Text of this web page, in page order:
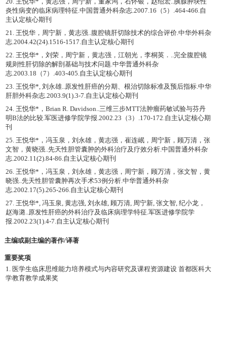
炎性病变的临床病理特征.中国普通外科杂志.2007.16（5）.464-466.自
主认定核心期刊
21. 王悦华，周宁新，黄志强..腹腔镜肝切除技术的综合评价.中华外科杂
志.2004.42(24).1516-1517.自主认定核心期刊
22. 王悦华*，刘荣，周宁新，黄志强，江朝光，李桐英．..完全腹腔镜
规则性肝切除的解剖基础与技术问题.中华普通外科杂
志.2003.18（7）.403-405.自主认定核心期刊
23. 王悦华*, 刘永雄..原发性肝癌的分期、根治切除标准及预后指标.中华
肝胆外科杂志.2003.9(1).3-7.自主认定核心期刊
24. 王悦华*，Brian R. Davidson..三维三步MTT法肿瘤药敏试验与芬丹
明B法的比较.军医进修学院学报.2002.23（3）.170-172.自主认定核心期
刊
25. 王悦华*，冯玉泉，刘永雄，黄志强，崔连岷，周宁新，顾万清，张
文智，黄晓强..先天性胆管囊肿的外科治疗及疗效分析.中国普通外科杂
志.2002.11(2).84-86.自主认定核心期刊
26. 王悦华*，冯玉泉，刘永雄，黄志强，周宁新，顾万清，张文智，黄
晓强..先天性胆管囊肿再次手术53例分析.中华普通外科杂
志.2002.17(5).265-266.自主认定核心期刊
27. 王悦华*, 冯玉泉, 黄志强, 刘永雄, 顾万清, 周宁新, 张文智, 纪小龙，
赵海潞..原发性肝癌的外科治疗及临床病理学特征.军医进修学院学
报.2002.23(1).4-7.自主认定核心期刊
主编或副主编的著作/译著
重要奖项
1. 医学生临床思维能力培养模式与内容研究及课程资源建设 首都医科大
学教育教学成果奖